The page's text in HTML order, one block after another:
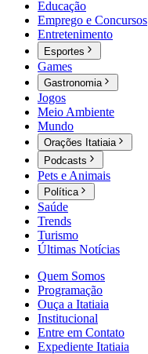
Educação
Emprego e Concursos
Entretenimento
Esportes
Games
Gastronomia
Jogos
Meio Ambiente
Mundo
Orações Itatiaia
Podcasts
Pets e Animais
Política
Saúde
Trends
Turismo
Últimas Notícias
Quem Somos
Programação
Ouça a Itatiaia
Institucional
Entre em Contato
Expediente Itatiaia